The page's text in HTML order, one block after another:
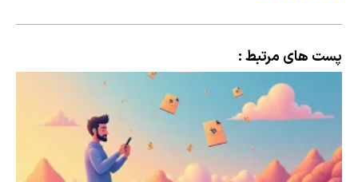
پست های مرتبط :